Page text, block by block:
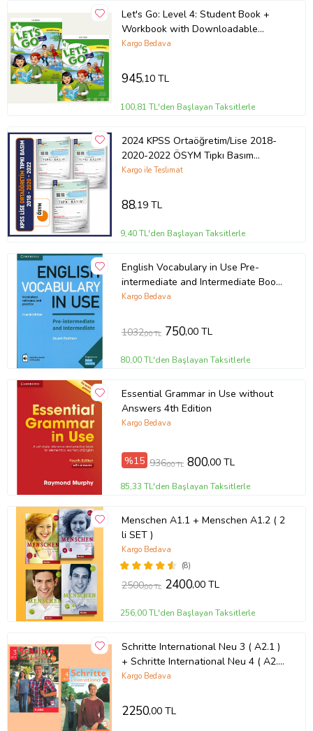
Let's Go: Level 4: Student Book +
Workbook with Downloadable
Audios
Kargo Bedava
945,10 TL
100,81 TL'den Başlayan Taksitlerle
2024 KPSS Ortaöğretim/Lise 2018-
2020-2022 ÖSYM Tıpkı Basım
Türkiye Geneli D.Çözü
Kargo ile Teslimat
88,19 TL
9,40 TL'den Başlayan Taksitlerle
English Vocabulary in Use Pre-
intermediate and Intermediate Book
and CD
Kargo Bedava
1032,00 TL 750,00 TL
80,00 TL'den Başlayan Taksitlerle
Essential Grammar in Use without
Answers 4th Edition
Kargo Bedava
%15 936,00 TL 800,00 TL
85,33 TL'den Başlayan Taksitlerle
Menschen A1.1 + Menschen A1.2 ( 2
li SET )
(8)
Kargo Bedava
2500,00 TL 2400,00 TL
256,00 TL'den Başlayan Taksitlerle
Schritte International Neu 3 ( A2.1 )
+ Schritte International Neu 4 ( A2.2
) Kurs Und Arbeitsbuch + Ar
Kargo Bedava
2250,00 TL